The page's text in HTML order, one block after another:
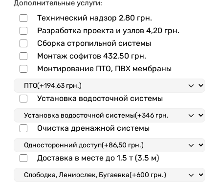
Дополнительные услуги:
Технический надзор 2,80 грн.
Разработка проекта и узлов 4,20 грн.
Сборка стропильной системы
Монтаж софитов 432,50 грн.
Монтирование ПТО, ПВХ мембраны
Установка водосточной системы
Очистка дренажной системы
Доставка в месте до 1,5 т (3,5 м)